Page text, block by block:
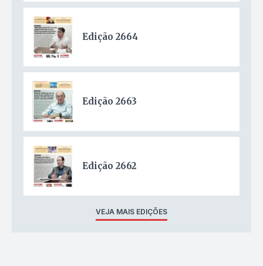
Edição 2664
Edição 2663
Edição 2662
VEJA MAIS EDIÇÕES